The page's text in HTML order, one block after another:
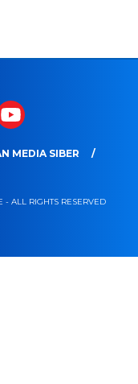
MEDIA SIBER
ALL RIGHTS RESERVED